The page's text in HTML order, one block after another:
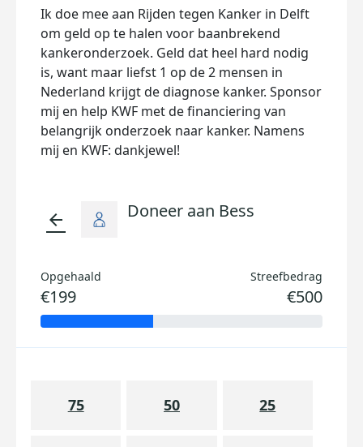
Ik doe mee aan Rijden tegen Kanker in Delft
om geld op te halen voor baanbrekend
kankeronderzoek. Geld dat heel hard nodig
is, want maar liefst 1 op de 2 mensen in
Nederland krijgt de diagnose kanker. Sponsor
mij en help KWF met de financiering van
belangrijk onderzoek naar kanker. Namens
mij en KWF: dankjewel!
arrow_back Doneer aan Bess
Opgehaald
€199
Streefbedrag
€500
75 50 25